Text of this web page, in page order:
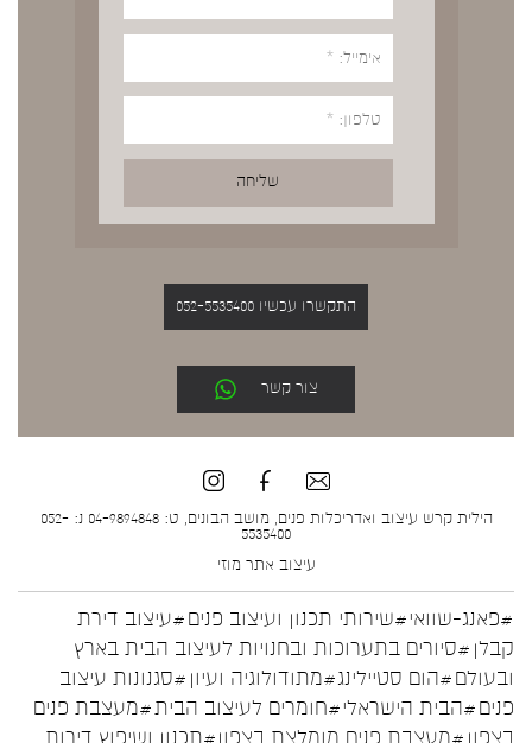
התקשרו עכשיו 052-5535400
צור קשר
הילית קרש עיצוב ואדריכלות פנים, מושב הבונים, ט: 04-9894848 נ: 052-
5535400
עיצוב אתר מוזי
#פאנג-שוואי#שירותי תכנון ועיצוב פנים#עיצוב דירת
קבלן #סיורים בתערוכות ובחנויות לעיצוב הבית בארץ
ובעולם#הום סטיילינג#מתודולוגיה ועיון #סגנונות עיצוב
פנים#הבית הישראלי#חומרים לעיצוב הבית#מעצבת פנים
בצפון #מעצבת פנים מומלצת בצפון#תכנון ושיפוץ דירות